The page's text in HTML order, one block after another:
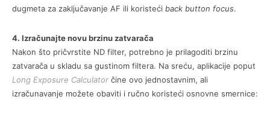
dugmeta za zaključavanje AF ili koristeći back button focus.
4. Izračunajte novu brzinu zatvarača
Nakon što pričvrstite ND filter, potrebno je prilagoditi brzinu
zatvarača u skladu sa gustinom filtera. Na sreću, aplikacije poput
Long Exposure Calculator čine ovo jednostavnim, ali
izračunavanje možete obaviti i ručno koristeći osnovne smernice: